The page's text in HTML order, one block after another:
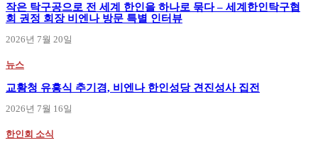
작은 탁구공으로 전 세계 한인을 하나로 묶다 – 세계한인탁구협
회 권정 회장 비엔나 방문 특별 인터뷰
2026년 7월 20일
뉴스
교황청 유흥식 추기경, 비엔나 한인성당 견진성사 집전
2026년 7월 16일
한인회 소식